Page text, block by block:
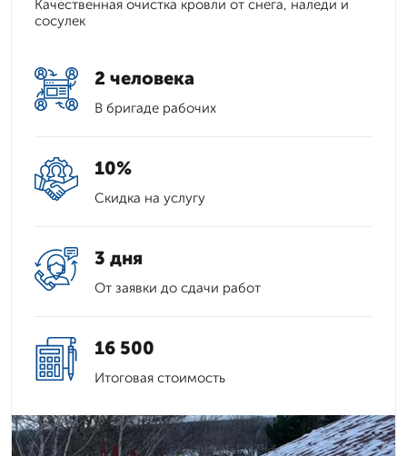
Качественная очистка кровли от снега, наледи и
сосулек
2 человека
В бригаде рабочих
10%
Скидка на услугу
3 дня
От заявки до сдачи работ
16 500
Итоговая стоимость